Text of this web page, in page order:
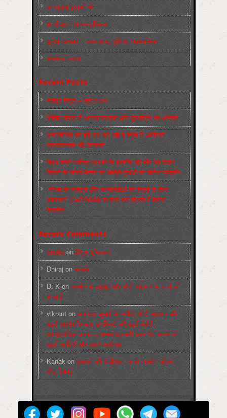
कारख़ाना इलाक़ों से
फ़ासीवाद / साम्‍प्रदायिकता
बुर्जुआ जनवाद – दमन तंत्र, पुलिस, न्‍यायपालिका
संघर्षरत जनता
Recent Posts
मज़दूर बिगुल – जून 2026
पश्चिम बंगाल में भाजपा सरकार और बुलडोज़र का आतंक!
अमानवीयता की हदें पार कर रही है क्यूबा में अमेरिकी
साम्राज्यवाद की घेराबन्दी
शिक्षा मंत्री धर्मेन्द्र प्रधान के इस्तीफ़े की माँग को लेकर
दिल्ली के जन्तर-मन्तर पर छात्रों-युवाओं का विरोध प्रदर्शन
‘नोएडा के मज़दूरों और कार्यकर्ताओं की रिहाई के लिए
अभियान’ (CaRWAN) के बैनर तले दिल्ली में विरोध
प्रदर्शन
Recent Comments
sneha on बिगुल पुस्तिकाएँ
Dhiraj on सम्पर्क
D. K on कश्मीर के हालात और मोदी सरकार के दावों की
सच्चाई
vikrant onकर्नाटक चुनावों के नतीजे, मोदी सरकार की
बढ़ती अलोकप्रियता, फ़ासिस्टों की बढ़ती बेचैनी,
साम्प्रदायिक उन्माद व अन्धराष्ट्रवादी लहर पैदा करने की
बढ़ती साज़िशें और हमारे कार्यभार
Kanak onपुस्‍तकों की पीडीएफ : कार्ल मार्क्‍स : जीवन
और शिक्षाएं
मज़दूर बिगुल Powered by
WordPress
Max Magazine Theme was created by